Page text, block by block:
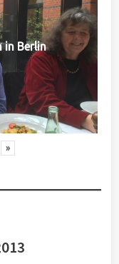
in Berlin
»